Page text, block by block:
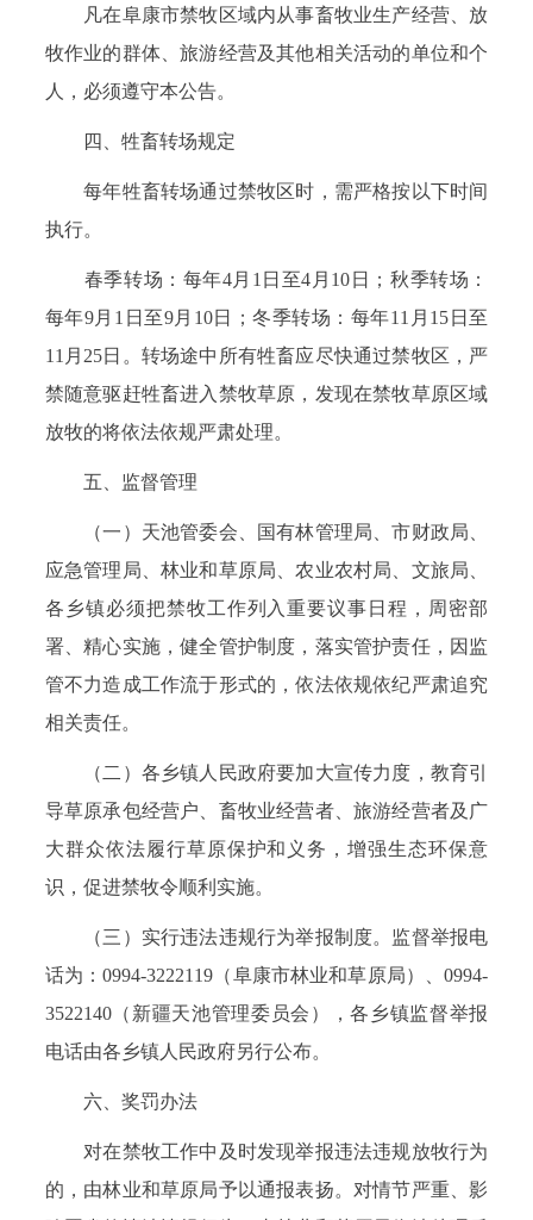
凡在阜康市禁牧区域内从事畜牧业生产经营、放
牧作业的群体、旅游经营及其他相关活动的单位和个
人，必须遵守本公告。
四、牲畜转场规定
每年牲畜转场通过禁牧区时，需严格按以下时间
执行。
春季转场：每年4月1日至4月10日；秋季转场：
每年9月1日至9月10日；冬季转场：每年11月15日至
11月25日。转场途中所有牲畜应尽快通过禁牧区，严
禁随意驱赶牲畜进入禁牧草原，发现在禁牧草原区域
放牧的将依法依规严肃处理。
五、监督管理
（一）天池管委会、国有林管理局、市财政局、
应急管理局、林业和草原局、农业农村局、文旅局、
各乡镇必须把禁牧工作列入重要议事日程，周密部
署、精心实施，健全管护制度，落实管护责任，因监
管不力造成工作流于形式的，依法依规依纪严肃追究
相关责任。
（二）各乡镇人民政府要加大宣传力度，教育引
导草原承包经营户、畜牧业经营者、旅游经营者及广
大群众依法履行草原保护和义务，增强生态环保意
识，促进禁牧令顺利实施。
（三）实行违法违规行为举报制度。监督举报电
话为：0994-3222119（阜康市林业和草原局）、0994-
3522140（新疆天池管理委员会），各乡镇监督举报
电话由各乡镇人民政府另行公布。
六、奖罚办法
对在禁牧工作中及时发现举报违法违规放牧行为
的，由林业和草原局予以通报表扬。对情节严重、影